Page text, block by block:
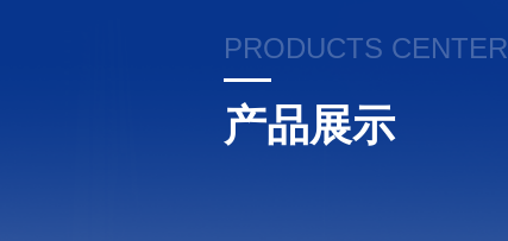
PRODUCTS CENTER
产品展示